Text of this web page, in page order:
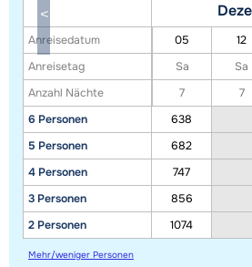
Lage kann jedoch abweichen.
Anreisedatum
Anreisetag
Anzahl Nächte
6 Personen
5 Personen
4 Personen
3 Personen
2 Personen
05 12
Sa
Sa
7
7
638
682
747
856
1074
Mehr/weniger Personen